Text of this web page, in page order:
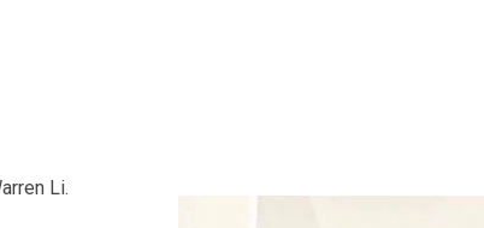
Li.